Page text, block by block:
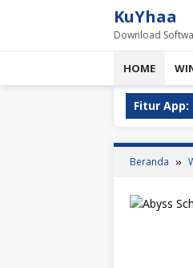
KuYhaa
Download
HOME
Fitur App:
YT Greek YTDL
Beranda